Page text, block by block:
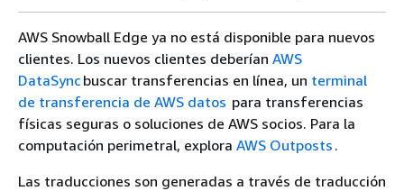
AWS Snowball Edge ya no está disponible para nuevos
clientes. Los nuevos clientes deberían AWS
DataSync buscar transferencias en línea, un terminal
de transferencia de AWS datos para transferencias
físicas seguras o soluciones de AWS socios. Para la
computación perimetral, explora AWS Outposts .
Las traducciones son generadas a través de traducción